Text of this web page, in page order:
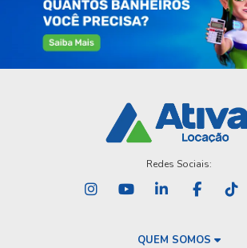
Redes Sociais:
QUEM SOMOS